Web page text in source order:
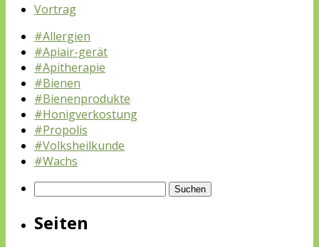
Vortrag
#Allergien
#Apiair-gerät
#Apitherapie
#Bienen
#Bienenprodukte
#Honigverkostung
#Propolis
#Volksheilkunde
#Wachs
Suchen
Seiten